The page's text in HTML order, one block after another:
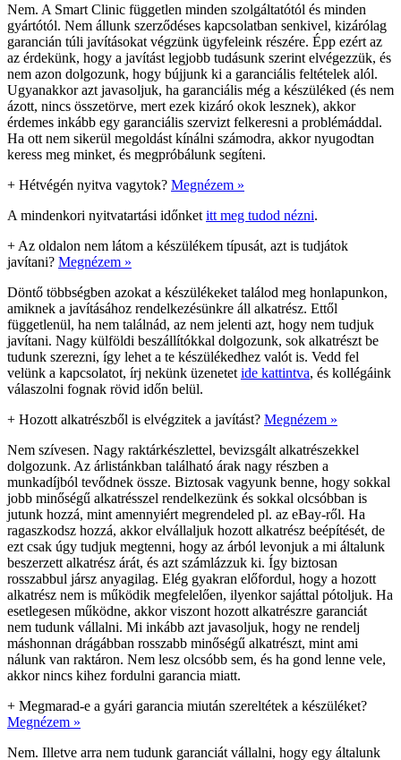
Nem. A Smart Clinic független minden szolgáltatótól és minden
gyártótól. Nem állunk szerződéses kapcsolatban senkivel, kizárólag
garancián túli javításokat végzünk ügyfeleink részére. Épp ezért az
az érdekünk, hogy a javítást legjobb tudásunk szerint elvégezzük, és
nem azon dolgozunk, hogy bújjunk ki a garanciális feltételek alól.
Ugyanakkor azt javasoljuk, ha garanciális még a készüléked (és nem
ázott, nincs összetörve, mert ezek kizáró okok lesznek), akkor
érdemes inkább egy garanciális szervizt felkeresni a problémáddal.
Ha ott nem sikerül megoldást kínálni számodra, akkor nyugodtan
keress meg minket, és megpróbálunk segíteni.
+ Hétvégén nyitva vagytok? Megnézem »
A mindenkori nyitvatartási időnket itt meg tudod nézni.
+ Az oldalon nem látom a készülékem típusát, azt is tudjátok
javítani? Megnézem »
Döntő többségben azokat a készülékeket találod meg honlapunkon,
amiknek a javításához rendelkezésünkre áll alkatrész. Ettől
függetlenül, ha nem találnád, az nem jelenti azt, hogy nem tudjuk
javítani. Nagy külföldi beszállítókkal dolgozunk, sok alkatrészt be
tudunk szerezni, így lehet a te készülékedhez valót is. Vedd fel
velünk a kapcsolatot, írj nekünk üzenetet ide kattintva, és kollégáink
válaszolni fognak rövid időn belül.
+ Hozott alkatrészből is elvégzitek a javítást? Megnézem »
Nem szívesen. Nagy raktárkészlettel, bevizsgált alkatrészekkel
dolgozunk. Az árlistánkban található árak nagy részben a
munkadíjból tevődnek össze. Biztosak vagyunk benne, hogy sokkal
jobb minőségű alkatrésszel rendelkezünk és sokkal olcsóbban is
jutunk hozzá, mint amennyiért megrendeled pl. az eBay-ről. Ha
ragaszkodsz hozzá, akkor elvállaljuk hozott alkatrész beépítését, de
ezt csak úgy tudjuk megtenni, hogy az árból levonjuk a mi általunk
beszerzett alkatrész árát, és azt számlázzuk ki. Így biztosan
rosszabbul jársz anyagilag. Elég gyakran előfordul, hogy a hozott
alkatrész nem is működik megfelelően, ilyenkor sajáttal pótoljuk. Ha
esetlegesen működne, akkor viszont hozott alkatrészre garanciát
nem tudunk vállalni. Mi inkább azt javasoljuk, hogy ne rendelj
máshonnan drágábban rosszabb minőségű alkatrészt, mint ami
nálunk van raktáron. Nem lesz olcsóbb sem, és ha gond lenne vele,
akkor nincs kihez fordulni garancia miatt.
+ Megmarad-e a gyári garancia miután szereltétek a készüléket?
Megnézem »
Nem. Illetve arra nem tudunk garanciát vállalni, hogy egy általunk